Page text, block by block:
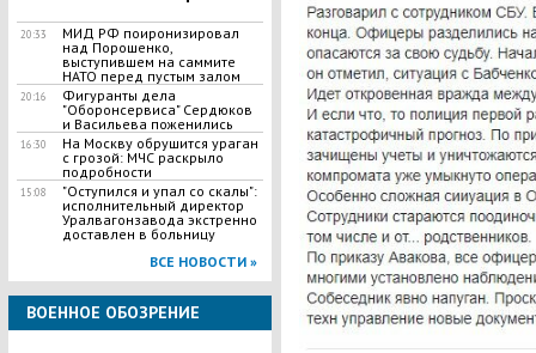
20:33
МИД РФ поиронизировал
над Порошенко,
выступившем на саммите
НАТО перед пустым залом
20:16
Фигуранты дела
"Оборонсервиса" Сердюков
и Васильева поженились
16:30
На Москву обрушится ураган
с грозой: МЧС раскрыло
подробности
15:08
"Оступился и упал со скалы":
исполнительный директор
Уралвагонзавода экстренно
доставлен в больницу
ВСЕ НОВОСТИ »
ВОЕННОЕ ОБОЗРЕНИЕ